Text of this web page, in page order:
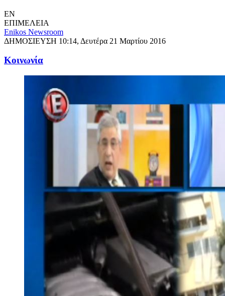
EN
ΕΠΙΜΕΛΕΙΑ
Enikos Newsroom
ΔΗΜΟΣΙΕΥΣΗ 10:14, Δευτέρα 21 Μαρτίου 2016
Κοινωνία